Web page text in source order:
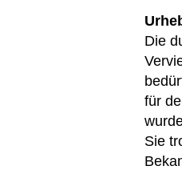
Die
für
Sie